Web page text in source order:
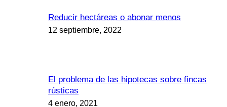
Reducir hectáreas o abonar menos
12 septiembre, 2022
El problema de las hipotecas sobre fincas
rústicas
4 enero, 2021